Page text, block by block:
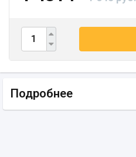
Подробнее